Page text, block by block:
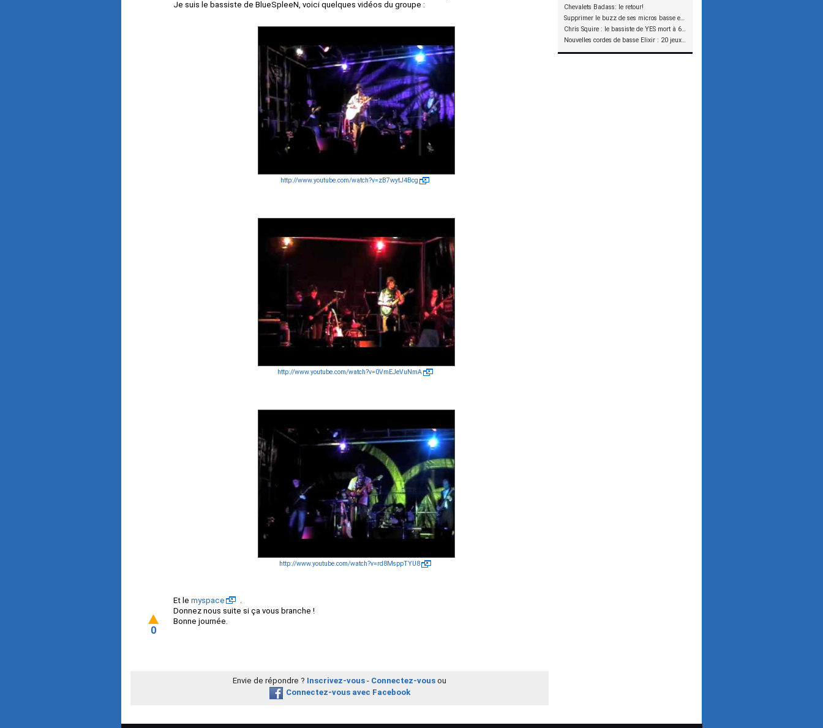
Chevalets Badass: le retour!
Supprimer le buzz de ses micros basse en reliant les aimants à la masse
Chris Squire : le bassiste de YES mort à 67 ans
Nouvelles cordes de basse Elixir : 20 jeux à tester !
Je suis le bassiste de BlueSpleeN, voici quelques vidéos du groupe :
http://www.youtube.com/watch?v=zB7wytJ4Bcg
http://www.youtube.com/watch?v=0VmEJeVuNmA
http://www.youtube.com/watch?v=rd8MsppTYU8
Et le myspace
.
Donnez nous suite si ça vous branche !
Bonne journée.
0
Envie de répondre ? Inscrivez-vous - Connectez-vous ou
Connectez-vous avec Facebook